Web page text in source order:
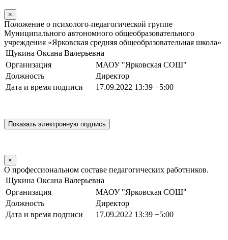
×
Положение о психолого-педагогической группе
Муниципального автономного общеобразовательного
учреждения «Ярковская средняя общеобразовательная школа»
Щукина Оксана Валерьевна
Организация
МАОУ "Ярковская СОШ"
Должность
Директор
Дата и время подписи
17.09.2022 13:39 +5:00
×
О профессиональном составе педагогических работников.
Щукина Оксана Валерьевна
Организация
МАОУ "Ярковская СОШ"
Должность
Директор
Дата и время подписи
17.09.2022 13:39 +5:00